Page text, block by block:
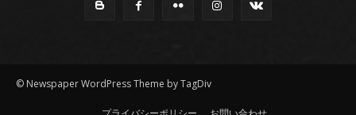
© Newspaper WordPress Theme by TagDiv